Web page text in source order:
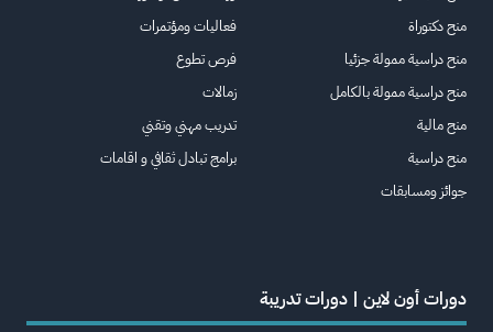
منح دكتوراة
منح دراسية ممولة جزئيا
منح دراسية ممولة بالكامل
منح مالية
منح دراسية
جوائز ومسابقات
فعاليات ومؤتمرات
فرص تطوع
زمالات
تدريب مهني وتقني
برامج تبادل ثقافي و اقامات
دورات أون لاين | دورات تدريبة